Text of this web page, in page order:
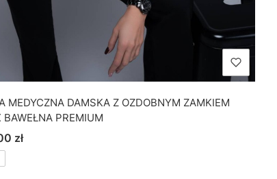
MEDYCZNA DAMSKA Z OZDOBNYM ZAMKIEM
BAWEŁNA PREMIUM
zł